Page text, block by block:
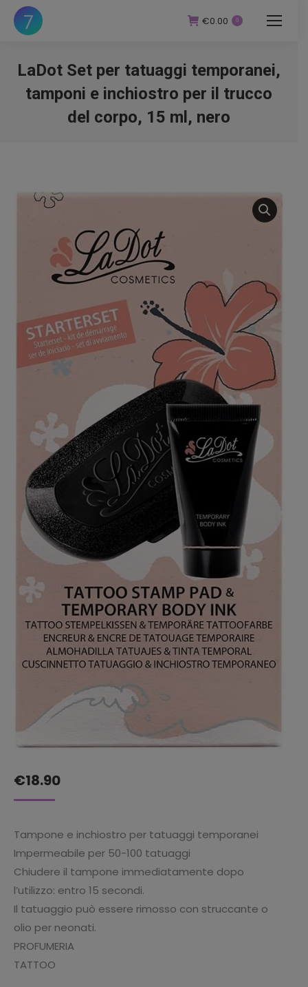
€0.00 0
LaDot Set per tatuaggi temporanei,
tamponi e inchiostro per il trucco
del corpo, 15 ml, nero
€18.90
Tampone e inchiostro per tatuaggi temporanei
Impermeabile per 50-100 tatuaggi
Chiudere il tampone immediatamente dopo
l’utilizzo: entro 15 secondi.
Il tatuaggio può essere rimosso con struccante o
olio per neonati.
PROFUMERIA
TATTOO